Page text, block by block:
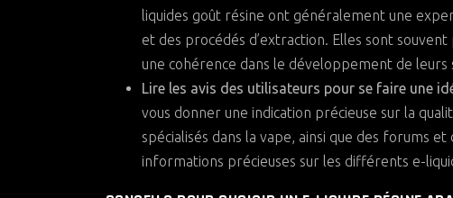
liquides goût résine ont généralement une
et des procédés d’extraction. Elles sont
une cohérence dans le développement de leurs
Lire les avis des utilisateurs pour se faire une
vous donner une indication précieuse sur la
spécialisés dans la vape, ainsi que des forums
informations précieuses sur les différents e-